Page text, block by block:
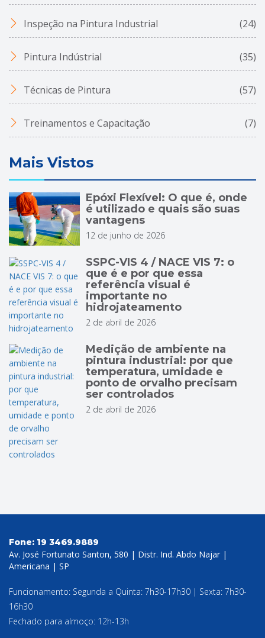
Inspeção na Pintura Industrial (24)
Pintura Indústrial (35)
Técnicas de Pintura (57)
Treinamentos e Capacitação (7)
Mais Vistos
Epóxi Flexível: O que é, onde
é utilizado e quais são suas
vantagens
12 de junho de 2026
SSPC-VIS 4 / NACE VIS 7: o
que é e por que essa
referência visual é
importante no
hidrojateamento
2 de abril de 2026
Medição de ambiente na
pintura industrial: por que
temperatura, umidade e
ponto de orvalho precisam
ser controlados
2 de abril de 2026
Fone: 19 3469.9889
Av. José Fortunato Santon, 580 | Distr. Ind. Abdo Najar |
Americana | SP
Funcionamento: Segunda a Quinta: 7h30-17h30 | Sexta: 7h30-
16h30
Fechado para almoço: 12h-13h